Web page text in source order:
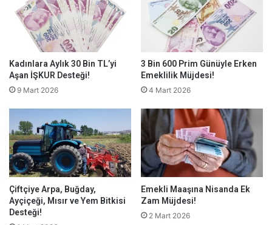
Kadınlara Aylık 30 Bin TL’yi
Aşan İŞKUR Desteği!
9 Mart 2026
3 Bin 600 Prim Günüyle Erken
Emeklilik Müjdesi!
4 Mart 2026
Çiftçiye Arpa, Buğday,
Ayçiçeği, Mısır ve Yem Bitkisi
Desteği!
Emekli Maaşına Nisanda Ek
Zam Müjdesi!
2 Mart 2026